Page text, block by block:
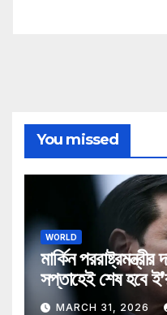
You missed
WORLD
মার্কিন
সপ্তাহেই শেষ হবে
MARCH 31, 2026